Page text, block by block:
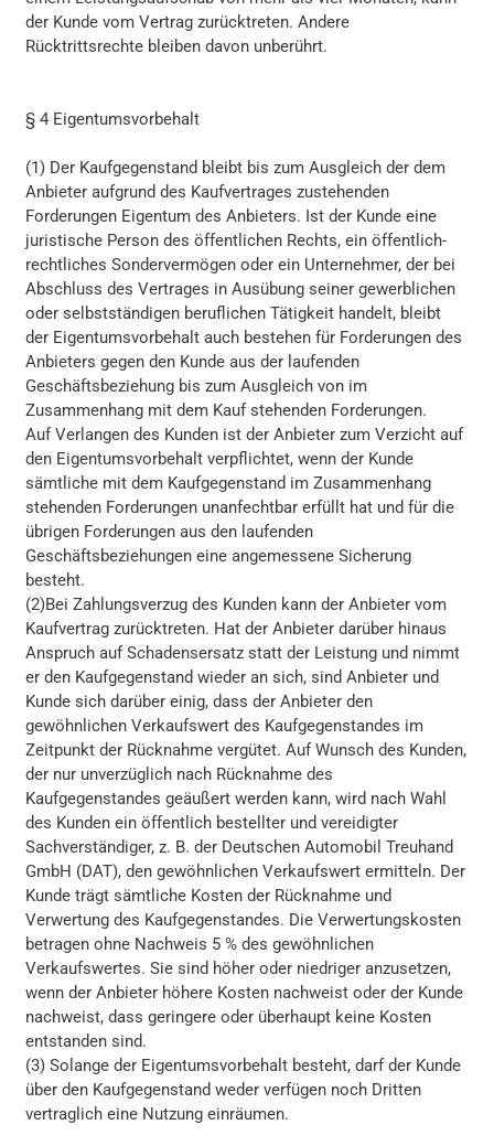
der Kunde vom Vertrag zurücktreten. Andere
Rücktrittsrechte bleiben davon unberührt.
§ 4 Eigentumsvorbehalt
(1) Der Kaufgegenstand bleibt bis zum Ausgleich der dem
Anbieter aufgrund des Kaufvertrages zustehenden
Forderungen Eigentum des Anbieters. Ist der Kunde eine
juristische Person des öffentlichen Rechts, ein öffentlich-
rechtliches Sondervermögen oder ein Unternehmer, der bei
Abschluss des Vertrages in Ausübung seiner gewerblichen
oder selbstständigen beruflichen Tätigkeit handelt, bleibt
der Eigentumsvorbehalt auch bestehen für Forderungen des
Anbieters gegen den Kunde aus der laufenden
Geschäftsbeziehung bis zum Ausgleich von im
Zusammenhang mit dem Kauf stehenden Forderungen.
Auf Verlangen des Kunden ist der Anbieter zum Verzicht auf
den Eigentumsvorbehalt verpflichtet, wenn der Kunde
sämtliche mit dem Kaufgegenstand im Zusammenhang
stehenden Forderungen unanfechtbar erfüllt hat und für die
übrigen Forderungen aus den laufenden
Geschäftsbeziehungen eine angemessene Sicherung
besteht.
(2)Bei Zahlungsverzug des Kunden kann der Anbieter vom
Kaufvertrag zurücktreten. Hat der Anbieter darüber hinaus
Anspruch auf Schadensersatz statt der Leistung und nimmt
er den Kaufgegenstand wieder an sich, sind Anbieter und
Kunde sich darüber einig, dass der Anbieter den
gewöhnlichen Verkaufswert des Kaufgegenstandes im
Zeitpunkt der Rücknahme vergütet. Auf Wunsch des Kunden,
der nur unverzüglich nach Rücknahme des
Kaufgegenstandes geäußert werden kann, wird nach Wahl
des Kunden ein öffentlich bestellter und vereidigter
Sachverständiger, z. B. der Deutschen Automobil Treuhand
GmbH (DAT), den gewöhnlichen Verkaufswert ermitteln. Der
Kunde trägt sämtliche Kosten der Rücknahme und
Verwertung des Kaufgegenstandes. Die Verwertungskosten
betragen ohne Nachweis 5 % des gewöhnlichen
Verkaufswertes. Sie sind höher oder niedriger anzusetzen,
wenn der Anbieter höhere Kosten nachweist oder der Kunde
nachweist, dass geringere oder überhaupt keine Kosten
entstanden sind.
(3) Solange der Eigentumsvorbehalt besteht, darf der Kunde
über den Kaufgegenstand weder verfügen noch Dritten
vertraglich eine Nutzung einräumen.